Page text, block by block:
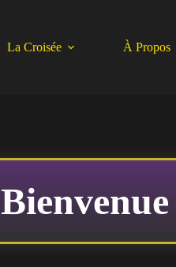
La Croisée À Propos